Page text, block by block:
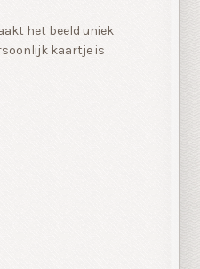
het beeld uniek
kaartje is